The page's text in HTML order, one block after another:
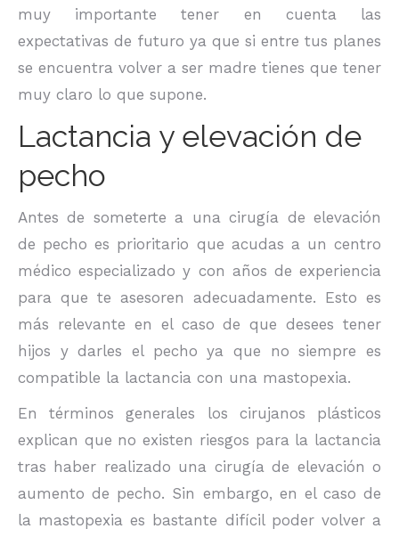
muy importante tener en cuenta las
expectativas de futuro ya que si entre tus planes
se encuentra volver a ser madre tienes que tener
muy claro lo que supone.
Lactancia y elevación de
pecho
Antes de someterte a una cirugía de elevación
de pecho es prioritario que acudas a un centro
médico especializado y con años de experiencia
para que te asesoren adecuadamente. Esto es
más relevante en el caso de que desees tener
hijos y darles el pecho ya que no siempre es
compatible la lactancia con una mastopexia.
En términos generales los cirujanos plásticos
explican que no existen riesgos para la lactancia
tras haber realizado una cirugía de elevación o
aumento de pecho. Sin embargo, en el caso de
la mastopexia es bastante difícil poder volver a